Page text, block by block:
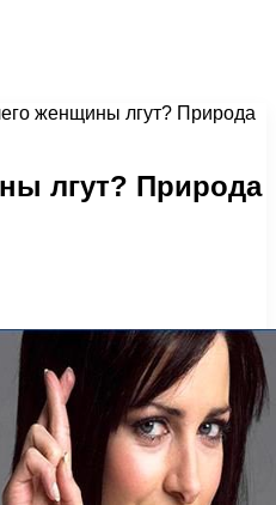
женщины лгут? Природа
лгут? Природа